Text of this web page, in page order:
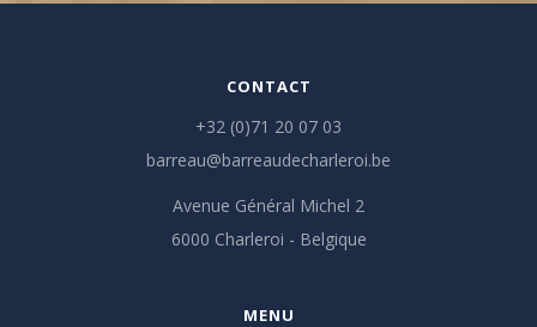
CONTACT
+32 (0)71 20 07 03
barreau@barreaudecharleroi.be
Avenue Général Michel 2
6000 Charleroi - Belgique
MENU